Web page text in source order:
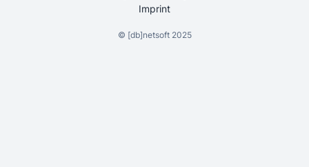
Imprint
© [db]netsoft2025